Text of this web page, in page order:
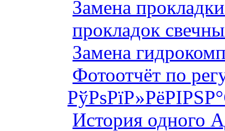
Замена
прокладок
Замена
Фотоотчёт по
История одного